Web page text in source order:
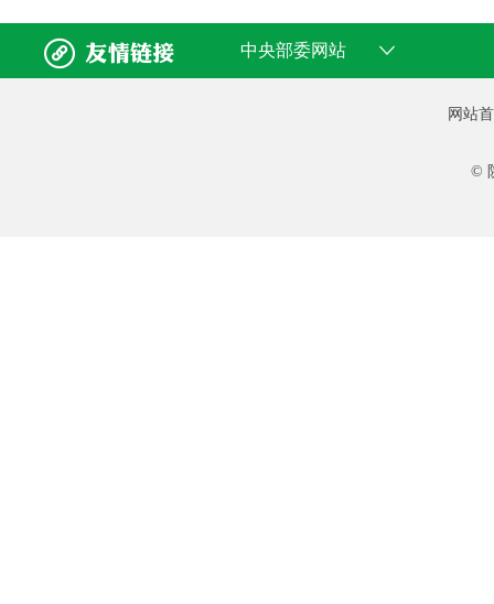
  中央部委网站
网站
©